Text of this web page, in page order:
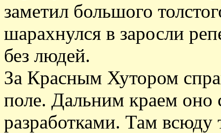
заметил большого
шарахнулся в заросли
без людей.
За Красным Хутором
поле. Дальним краем оно
разработками. Там